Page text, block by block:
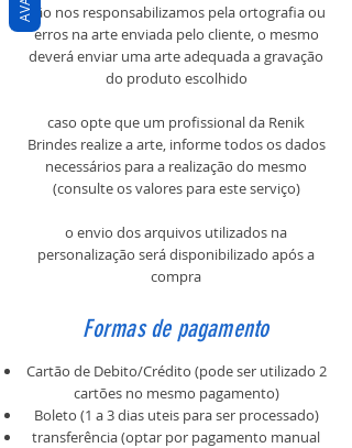
não nos responsabilizamos pela ortografia ou
erros na arte enviada pelo cliente, o mesmo
deverá enviar uma arte adequada a gravação
do produto escolhido
caso opte que um profissional da Renik
Brindes realize a arte, informe todos os dados
necessários para a realização do mesmo
(consulte os valores para este serviço)
o envio dos arquivos utilizados na
personalização será disponibilizado após a
compra
Formas de pagamento
Cartão de Debito/Crédito (pode ser utilizado 2
cartões no mesmo pagamento)
Boleto (1 a 3 dias uteis para ser processado)
transferência (optar por pagamento manual